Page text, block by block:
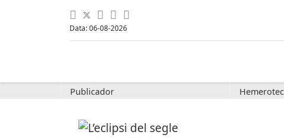
Data: 06-08-2026
Publicador